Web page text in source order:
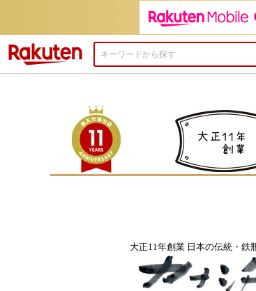
大正11年創業 日本の伝統・鉄